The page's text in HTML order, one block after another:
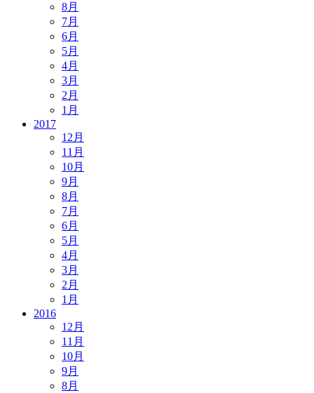
8月
7月
6月
5月
4月
3月
2月
1月
2017
12月
11月
10月
9月
8月
7月
6月
5月
4月
3月
2月
1月
2016
12月
11月
10月
9月
8月